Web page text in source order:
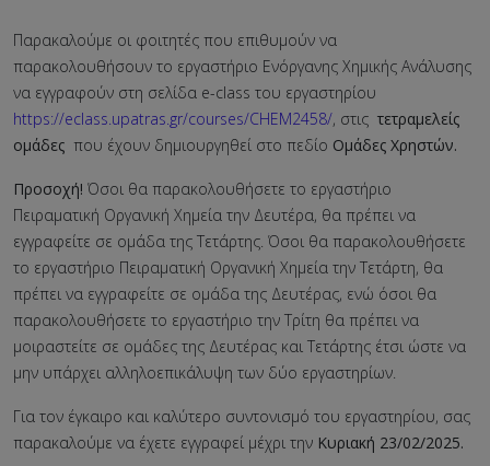
Παρακαλούμε οι φοιτητές που επιθυμούν να
παρακολουθήσουν το εργαστήριο Ενόργανης Χημικής Ανάλυσης
να εγγραφούν στη σελίδα e-class του εργαστηρίου
https://eclass.upatras.gr/courses/CHEM2458/, στις τετραμελείς
ομάδες που έχουν δημιουργηθεί στο πεδίο Ομάδες Χρηστών.
Προσοχή! Όσοι θα παρακολουθήσετε το εργαστήριο
Πειραματική Οργανική Χημεία την Δευτέρα, θα πρέπει να
εγγραφείτε σε ομάδα της Τετάρτης. Όσοι θα παρακολουθήσετε
το εργαστήριο Πειραματική Οργανική Χημεία την Τετάρτη, θα
πρέπει να εγγραφείτε σε ομάδα της Δευτέρας, ενώ όσοι θα
παρακολουθήσετε το εργαστήριο την Τρίτη θα πρέπει να
μοιραστείτε σε ομάδες της Δευτέρας και Τετάρτης έτσι ώστε να
μην υπάρχει αλληλοεπικάλυψη των δύο εργαστηρίων.
Για τον έγκαιρο και καλύτερο συντονισμό του εργαστηρίου, σας
παρακαλούμε να έχετε εγγραφεί μέχρι την Κυριακή 23/02/2025.